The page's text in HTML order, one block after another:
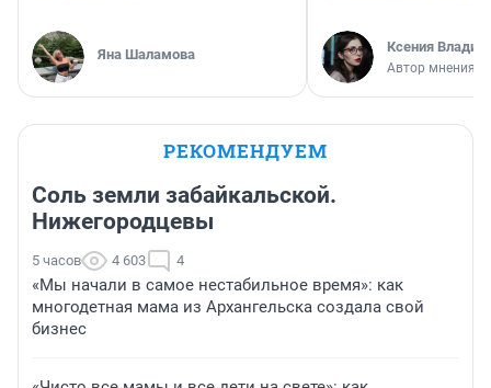
Яна Шаламова Ксения
Автор мнения
РЕКОМЕНДУЕМ
Соль земли забайкальской.
Нижегородцевы
5 часов 4 603 4
«Мы начали в самое нестабильное время»: как
многодетная мама из Архангельска создала свой
бизнес